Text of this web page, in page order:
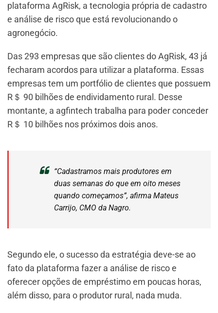
plataforma AgRisk, a tecnologia própria de cadastro
e análise de risco que está revolucionando o
agronegócio.
Das 293 empresas que são clientes do AgRisk, 43 já
fecharam acordos para utilizar a plataforma. Essas
empresas tem um portfólio de clientes que possuem
R＄ 90 bilhões de endividamento rural. Desse
montante, a agfintech trabalha para poder conceder
R＄ 10 bilhões nos próximos dois anos.
“Cadastramos mais produtores em
duas semanas do que em oito meses
quando começamos”, afirma Mateus
Carrijo, CMO da Nagro.
Segundo ele, o sucesso da estratégia deve-se ao
fato da plataforma fazer a análise de risco e
oferecer opções de empréstimo em poucas horas,
além disso, para o produtor rural, nada muda.